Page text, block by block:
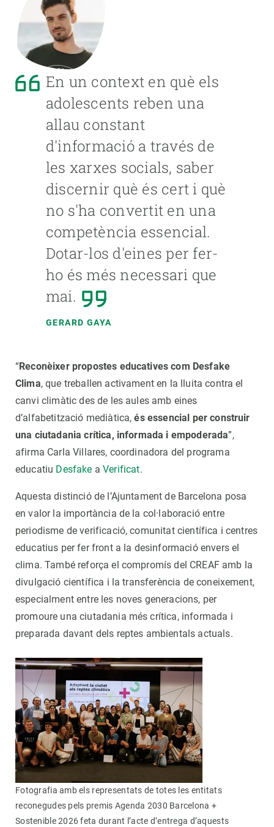
En un context en què els
adolescents reben una
allau constant
d'informació a través de
les xarxes socials, saber
discernir què és cert i què
no s'ha convertit en una
competència essencial.
Dotar-los d'eines per fer-
ho és més necessari que
mai.
GERARD GAYA
“Reconèixer propostes educatives com Desfake
Clima, que treballen activament en la lluita contra el
canvi climàtic des de les aules amb eines
d’alfabetització mediàtica,és essencial per construir
una ciutadania crítica, informada i empoderada”,
afirma Carla Villares, coordinadora del programa
educatiu Desfake aVerificat.
Aquesta distinció de l’Ajuntament de Barcelona posa
en valor la importància de la col·laboració entre
periodisme de verificació, comunitat científica i centres
educatius per fer front a la desinformació envers el
clima. També reforça el compromís del CREAF amb la
divulgació científica i la transferència de coneixement,
especialment entre les noves generacions, per
promoure una ciutadania més crítica, informada i
preparada davant dels reptes ambientals actuals.
Fotografia amb els representats de totes les entitats
reconegudes pels premis Agenda 2030 Barcelona +
Sostenible 2026 feta durant l’acte d’entrega d’aquests